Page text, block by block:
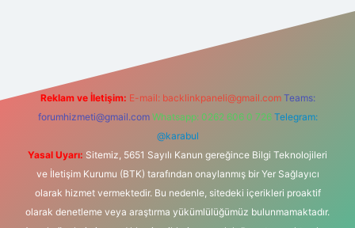
Reklam ve İletişim: E-mail: backlinkpaneli@gmail.com Teams:
forumhizmeti@gmail.com Whatsapp: 0262 606 0 726 Telegram:
@karabul
Yasal Uyarı: Sitemiz, 5651 Sayılı Kanun gereğince Bilgi Teknolojileri
ve İletişim Kurumu (BTK) tarafından onaylanmış bir Yer Sağlayıcı
olarak hizmet vermektedir. Bu nedenle, sitedeki içerikleri proaktif
olarak denetleme veya araştırma yükümlülüğümüz bulunmamaktadır.